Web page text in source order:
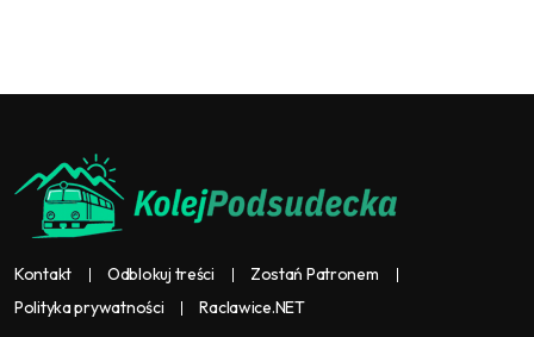
Kontakt Odblokuj treści
Zostań Patronem
Polityka prywatności
Raclawice.NET